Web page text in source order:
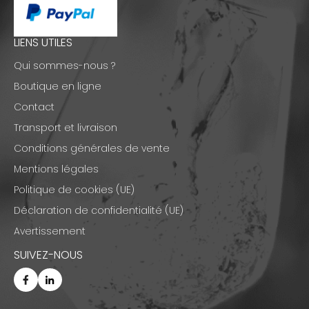
LIENS UTILES
Qui sommes-nous ?
Boutique en ligne
Contact
Transport et livraison
Conditions générales de vente
Mentions légales
Politique de cookies (UE)
Déclaration de confidentialité (UE)
Avertissement
SUIVEZ-NOUS